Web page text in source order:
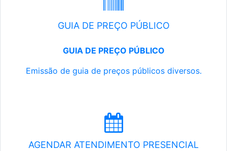
GUIA DE PREÇO PÚBLICO
GUIA DE PREÇO PÚBLICO
Emissão de guia de preços públicos diversos.
AGENDAR ATENDIMENTO PRESENCIAL